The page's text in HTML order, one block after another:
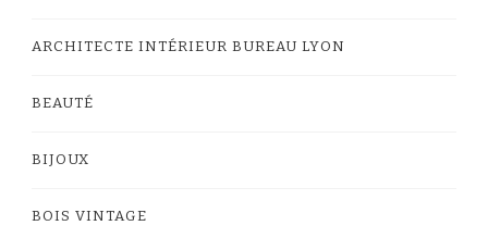
ARCHITECTE INTÉRIEUR BUREAU LYON
BEAUTÉ
BIJOUX
BOIS VINTAGE